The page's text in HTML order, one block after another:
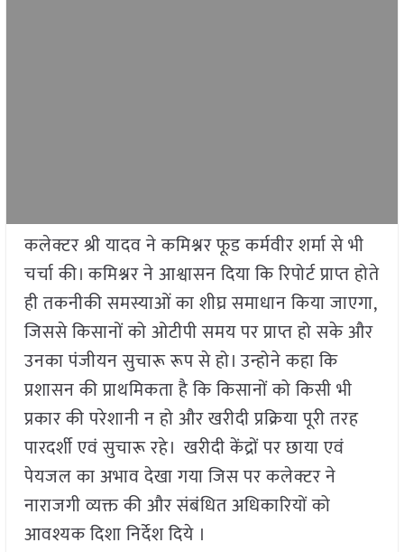
कलेक्टर श्री यादव ने कमिश्नर फूड कर्मवीर शर्मा से भी
चर्चा की। कमिश्नर ने आश्वासन दिया कि रिपोर्ट प्राप्त होते
ही तकनीकी समस्याओं का शीघ्र समाधान किया जाएगा,
जिससे किसानों को ओटीपी समय पर प्राप्त हो सके और
उनका पंजीयन सुचारू रूप से हो। उन्होने कहा कि
प्रशासन की प्राथमिकता है कि किसानों को किसी भी
प्रकार की परेशानी न हो और खरीदी प्रक्रिया पूरी तरह
पारदर्शी एवं सुचारू रहे। खरीदी केंद्रों पर छाया एवं
पेयजल का अभाव देखा गया जिस पर कलेक्टर ने
नाराजगी व्यक्त की और संबंधित अधिकारियों को
आवश्यक दिशा निर्देश दिये ।